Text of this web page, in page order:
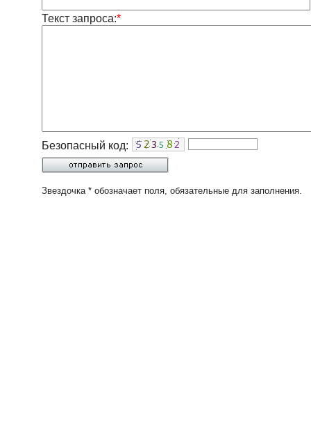
Текст запроса:*
Безопасный код:
Звездочка * обозначает поля, обязательные для заполнения.